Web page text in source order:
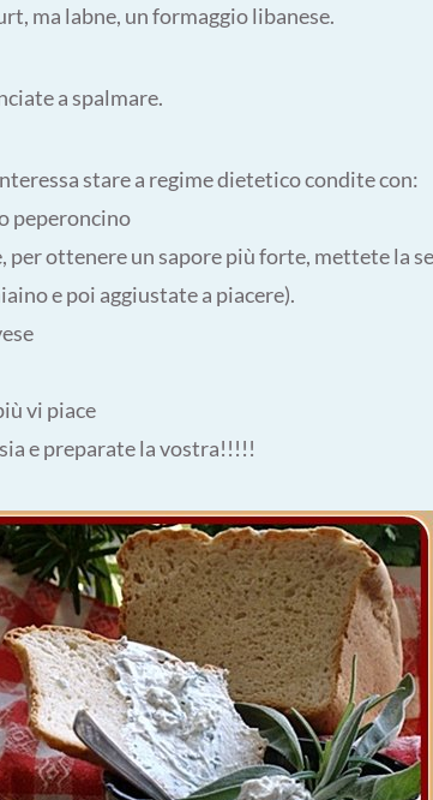
ma labne, un formaggio libanese.
a spalmare.
stare a regime dietetico condite con:
o peperoncino
per ottenere un sapore più forte, mettete la
e poi aggiustate a piacere).
vi piace
e preparate la vostra!!!!!